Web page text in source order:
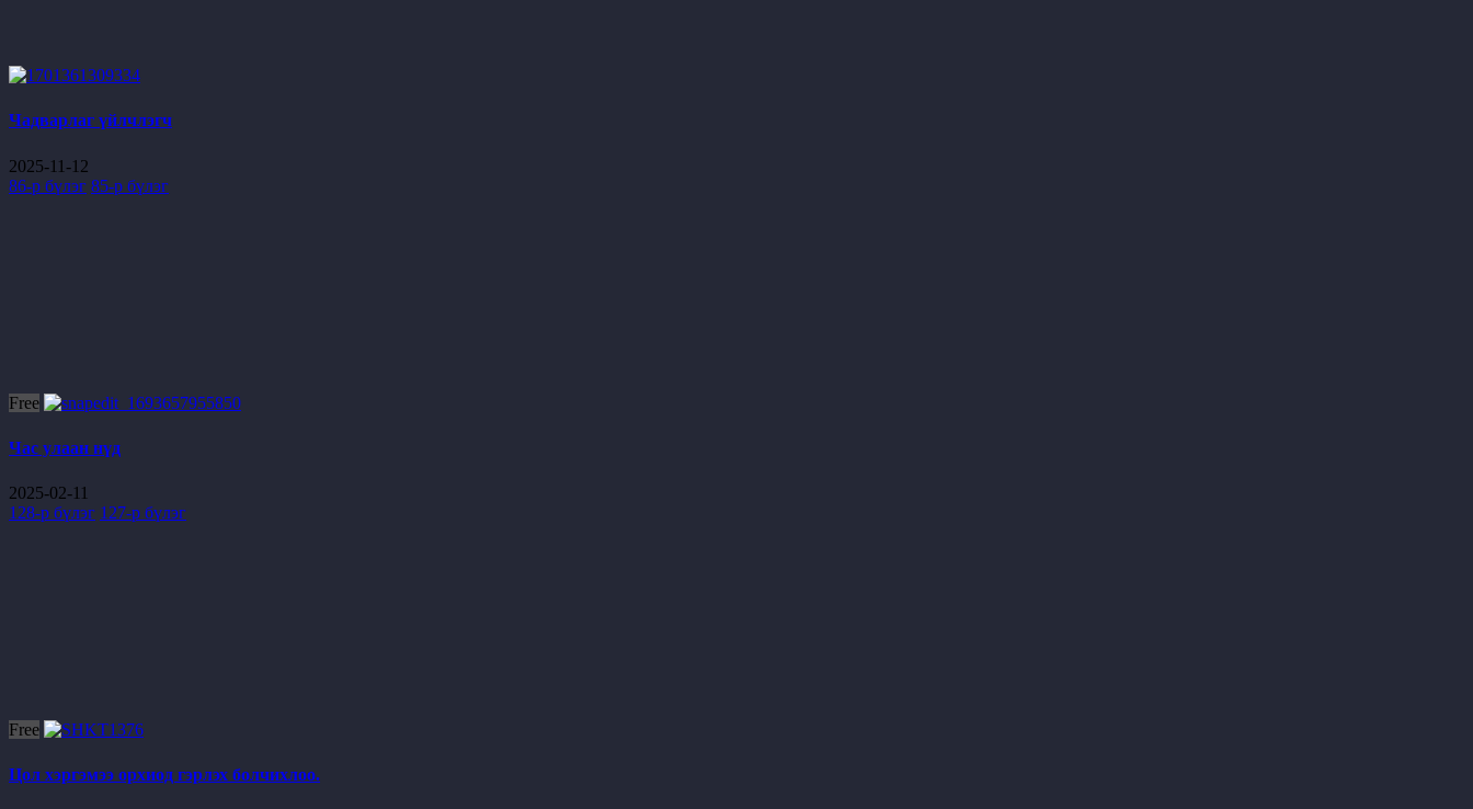
Чадварлаг үйлчлэгч
2025-11-12
86-р бүлэг 85-р бүлэг
Free
Час улаан нүд
2025-02-11
128-р бүлэг 127-р бүлэг
Free
Цол хэргэмээ орхиод гэрлэх болчихлоо.